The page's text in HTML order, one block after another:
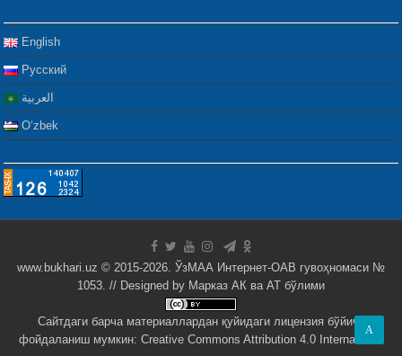
English
Русский
العربية
Oʻzbek
www.bukhari.uz © 2015-2026. ЎзМАА Интернет-ОАВ гувоҳномаси №
1053. // Designed by Марказ АК ва АТ бўлими
Сайтдаги барча материаллардан қуйидаги лицензия бўйича
фойдаланиш мумкин: Creative Commons Attribution 4.0 International
A